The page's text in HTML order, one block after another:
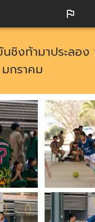
นชิงท้ามาประลอ
กราคม